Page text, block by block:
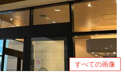
すべての画像